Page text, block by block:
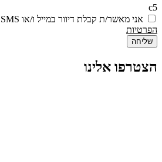
c5
אני מאשר/ת קבלת דיוור במייל ו/או SMS, ומאשר/ת את
הפרטיות
שליחה
הצטרפו אלינו